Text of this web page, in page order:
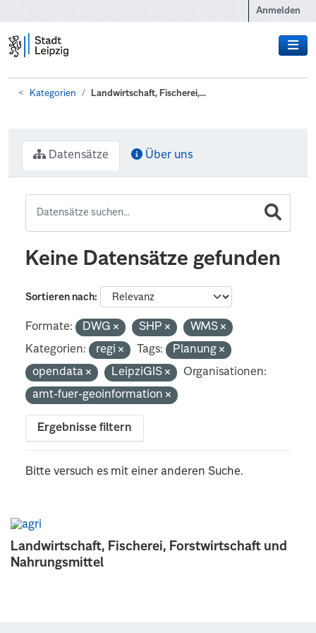
Anmelden
Kategorien Landwirtschaft, Fischerei,...
Landwirtschaft, Fischerei, Forstwirtschaft und
Nahrungsmittel
Datensätze Über uns
Keine Datensätze gefunden
Sortieren nach
Formate: DWG SHP
WMS
Kategorien:
regi Tags:
Planung
opendata
LeipziGIS
Organisationen:
amt-fuer-geoinformation
Ergebnisse filtern
Bitte versuch es mit einer anderen Suche.